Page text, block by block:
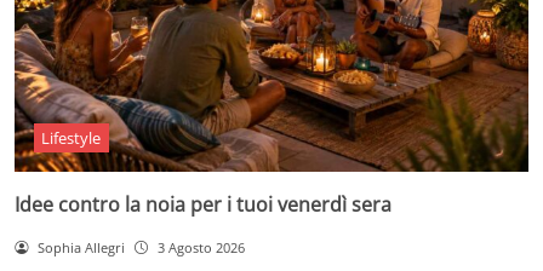
Lifestyle
Idee contro la noia per i tuoi venerdì sera
Sophia Allegri 3 Agosto 2026